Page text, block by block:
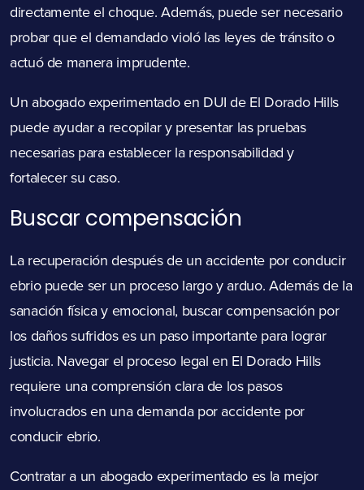
directamente el choque. Además, puede ser necesario
probar que el demandado violó las leyes de tránsito o
actuó de manera imprudente.
Un abogado experimentado en DUI de El Dorado Hills
puede ayudar a recopilar y presentar las pruebas
necesarias para establecer la responsabilidad y
fortalecer su caso.
Buscar compensación
La recuperación después de un accidente por conducir
ebrio puede ser un proceso largo y arduo. Además de la
sanación física y emocional, buscar compensación por
los daños sufridos es un paso importante para lograr
justicia. Navegar el proceso legal en El Dorado Hills
requiere una comprensión clara de los pasos
involucrados en una demanda por accidente por
conducir ebrio.
Contratar a un abogado experimentado es la mejor